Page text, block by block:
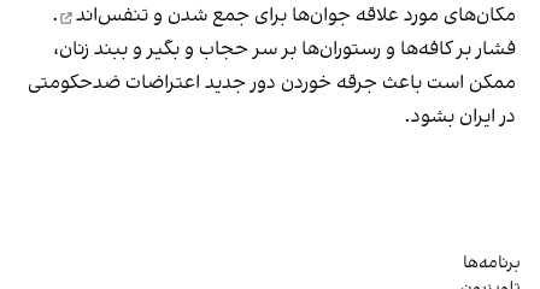
مکان‌های مورد علاقه جوان‌ها برای جمع شدن و تنفس‌اند
.
فشار بر کافه‌ها و رستوران‌ها بر سر حجاب و بگیر و ببند زنان،
ممکن است باعث جرقه خوردن دور جدید اعتراضات ضدحکومتی
در ایران بشود.
برنامه‌ها